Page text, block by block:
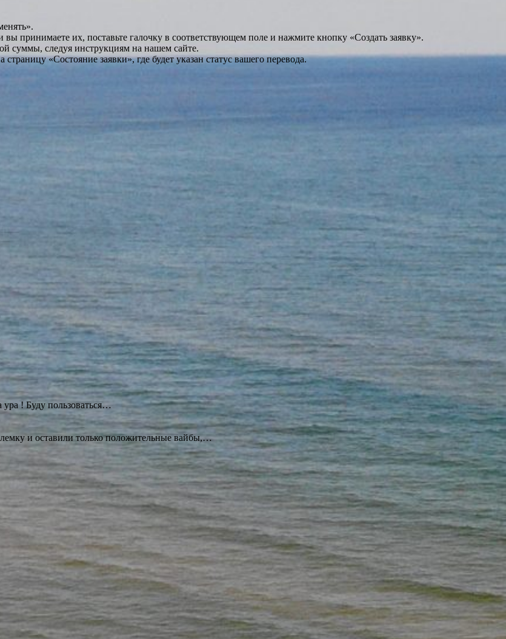
вы принимаете их, поставьте галочку в соответствующем поле и нажмите кнопку «Создать заявку».
суммы, следуя инструкциям на нашем сайте.
«Состояние заявки», где будет указан статус вашего перевода.
ура ! Буду пользоваться…
и оставили только положительные вайбы,…